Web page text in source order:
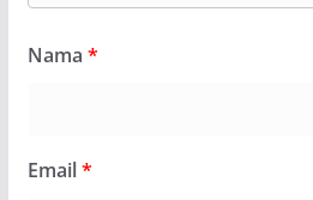
Nama *
Email*